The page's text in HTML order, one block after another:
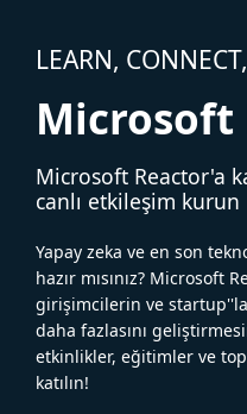
LEARN,
Microsoft
Microsoft Reactor'a
canlı etkileşim kurun
Yapay zeka ve en son
hazır mısınız? Microsoft
girişimcilerin ve
daha fazlasını
etkinlikler, eğitimler ve
katılın!